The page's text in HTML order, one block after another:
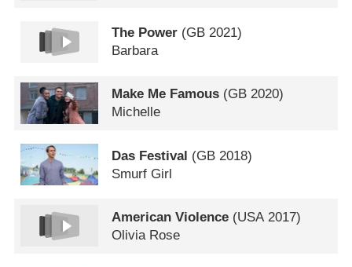
The Power (GB 2021)
Barbara
Make Me Famous (GB 2020)
Michelle
Das Festival (GB 2018)
Smurf Girl
American Violence (USA 2017)
Olivia Rose